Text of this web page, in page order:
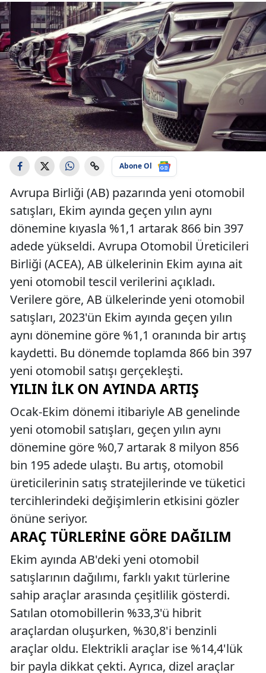
Abone Ol
Avrupa Birliği (AB) pazarında yeni otomobil
satışları, Ekim ayında geçen yılın aynı
dönemine kıyasla %1,1 artarak 866 bin 397
adede yükseldi. Avrupa Otomobil Üreticileri
Birliği (ACEA), AB ülkelerinin Ekim ayına ait
yeni otomobil tescil verilerini açıkladı.
Verilere göre, AB ülkelerinde yeni otomobil
satışları, 2023'ün Ekim ayında geçen yılın
aynı dönemine göre %1,1 oranında bir artış
kaydetti. Bu dönemde toplamda 866 bin 397
yeni otomobil satışı gerçekleşti.
YILIN İLK ON AYINDA ARTIŞ
Ocak-Ekim dönemi itibariyle AB genelinde
yeni otomobil satışları, geçen yılın aynı
dönemine göre %0,7 artarak 8 milyon 856
bin 195 adede ulaştı. Bu artış, otomobil
üreticilerinin satış stratejilerinde ve tüketici
tercihlerindeki değişimlerin etkisini gözler
önüne seriyor.
ARAÇ TÜRLERINE GÖRE DAĞILIM
Ekim ayında AB'deki yeni otomobil
satışlarının dağılımı, farklı yakıt türlerine
sahip araçlar arasında çeşitlilik gösterdi.
Satılan otomobillerin %33,3'ü hibrit
araçlardan oluşurken, %30,8'i benzinli
araçlar oldu. Elektrikli araçlar ise %14,4'lük
bir payla dikkat çekti. Ayrıca, dizel araçlar